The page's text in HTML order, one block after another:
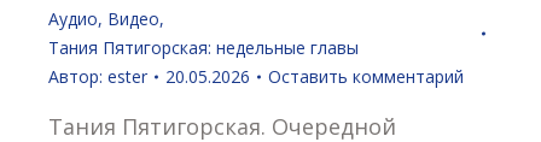
Аудио, Видео,
Тания Пятигорская: недельные главы
Автор: ester 20.05.2026 Оставить комментарий
Тания Пятигорская. Очередной